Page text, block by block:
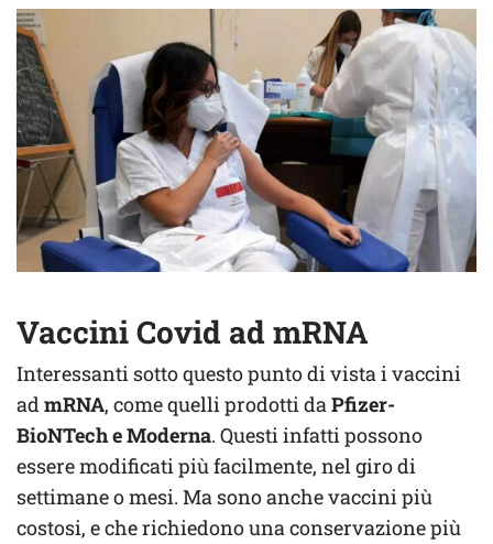
Vaccini Covid ad mRNA
Interessanti sotto questo punto di vista i vaccini
admRNA, come quelli prodotti daPfizer-
BioNTech e Moderna. Questi infatti possono
essere modificati più facilmente, nel giro di
settimane o mesi. Ma sono anche vaccini più
costosi, e che richiedono una conservazione più